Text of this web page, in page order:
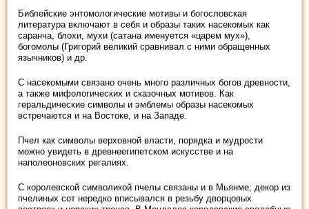
Библейские энтомологические мотивы и богословская
литература включают в себя и образы таких насекомых как
саранча, блохи, мухи (сатана именуется «царем мух»),
богомолы (Григорий великий сравнивал с ними обращенных
язычников) и др.
С насекомыми связано очень много различных богов древности,
а также мифологических и сказочных мотивов. Как
геральдические символы и эмблемы образы насекомых
встречаются и на Востоке, и на Западе.
Пчел как символы верховной власти, порядка и мудрости
можно увидеть в древнеегипетском искусстве и на
наполеоновских регалиях.
С королевской символикой пчелы связаны и в Мьянме; декор из
пчелиных сот нередко вписывался в резьбу дворцовых